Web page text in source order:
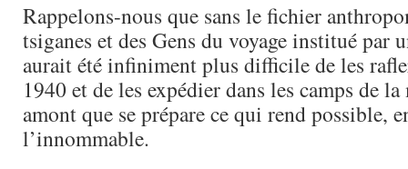
Rappelons-nous que sans le fichier
tsiganes et des Gens du voyage institué par
aurait été infiniment plus difficile de les
1940 et de les expédier dans les camps de
amont que se prépare ce qui rend possible,
l’innommable.